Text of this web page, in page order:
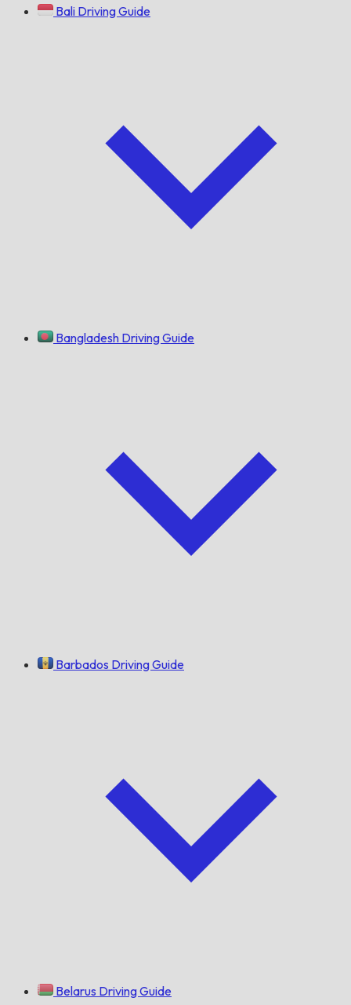
Bali Driving Guide
Bangladesh Driving Guide
Barbados Driving Guide
Belarus Driving Guide